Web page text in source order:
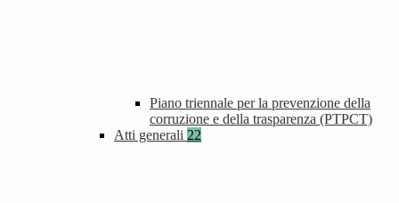
Piano triennale per la prevenzione della
corruzione e della trasparenza (PTPCT)
Atti generali 22